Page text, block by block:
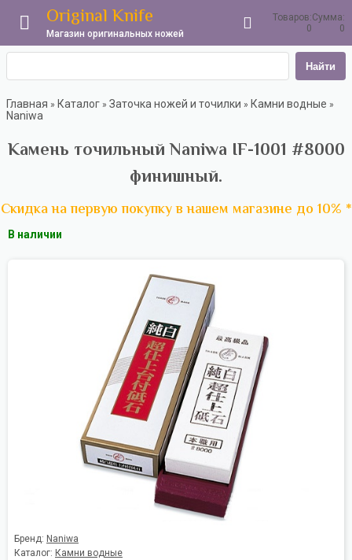
Original Knife
Магазин оригинальных ножей
Товаров:
0
Сумма:
0
Найти
Главная » Каталог » Заточка ножей и точилки » Камни водные »
Naniwa
Камень точильный Naniwa IF-1001 #8000
финишный.
Скидка на первую покупку в нашем магазине до 10% *
В наличии
Бренд: Naniwa
Каталог: Камни водные